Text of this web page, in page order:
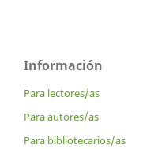
Información
Para lectores/as
Para autores/as
Para bibliotecarios/as